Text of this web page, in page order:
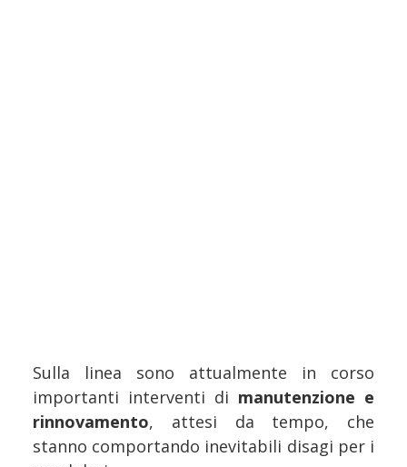
Sulla linea sono attualmente in corso
importanti interventi di manutenzione e
rinnovamento, attesi da tempo, che
stanno comportando inevitabili disagi per i